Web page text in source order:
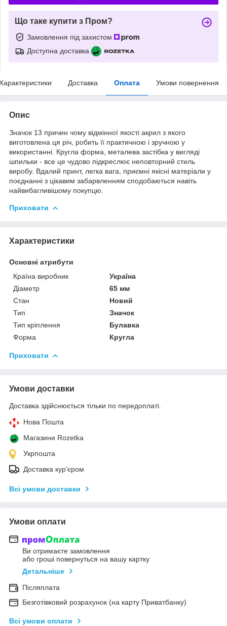
Що таке купити з Пром?
Замовлення під захистом
Доступна доставка
Доставка Оплата Умови повернення
Опис
Значок 13 причин чому відмінної якості акрил з якого
виготовлена ця річ, робить її практичною і зручною у
використанні. Кругла форма, металева застібка у вигляді
шпильки - все це чудово підкреслює неповторний стиль
виробу. Вдалий принт, легка вага, приємні якісні матеріали у
поєднанні з цікавим забарвленням сподобаються навіть
найвибагливішому покупцю.
Приховати
Характеристики
Основні атрибути
Країна виробник
Україна
Діаметр
65 мм
Стан
Новий
Тип
Значок
Тип кріплення
Булавка
Форма
Кругла
Приховати
Умови доставки
Доставка здійснюється тільки по передоплаті.
Нова Пошта
Магазини Rozetka
Укрпошта
Доставка кур'єром
Всі умови доставки
Умови оплати
Ви отримаєте замовлення
або гроші повернуться на вашу картку
Детальніше
Післяплата
Безготівковий розрахунок (на карту Приватбанку)
Всі умови оплати